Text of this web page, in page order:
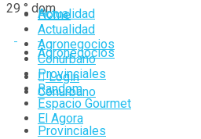
29 ° dom
Login
Actualidad
Agronegocios
Conurbano
Provinciales
Home
Actualidad
Agronegocios
Conurbano
Provinciales
Random
Espacio Gourmet
El Agora